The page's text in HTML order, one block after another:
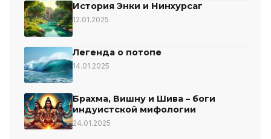
История Энки и Нинхурсаг
12.01.2025
Легенда о потопе
14.01.2025
Брахма, Вишну и Шива – боги
индуистской мифологии
24.01.2025